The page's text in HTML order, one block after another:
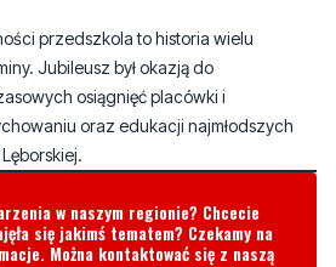
oraz edukacji najmłodszych
w naszym regionie? Chcecie
się jakimś tematem? Czekamy na
Można kontaktować się z naszą
Dyżurujemy także pod numerem